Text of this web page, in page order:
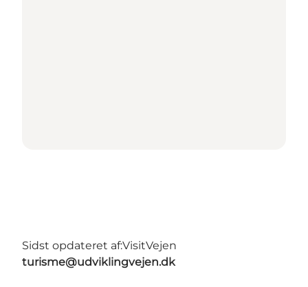
Sidst opdateret af:VisitVejen
turisme@udviklingvejen.dk